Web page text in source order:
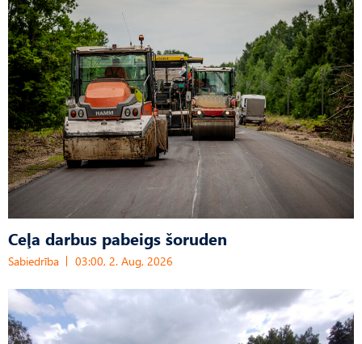
Ceļa darbus pabeigs šoruden
Sabiedrība 03:00, 2. Aug, 2026